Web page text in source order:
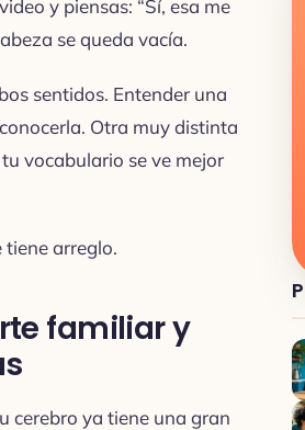
y piensas: “Sí, esa me
se queda vacía.
sentidos. Entender una
Otra muy distinta
vocabulario se ve mejor
tiene arreglo.
familiar y
cerebro ya tiene una gran